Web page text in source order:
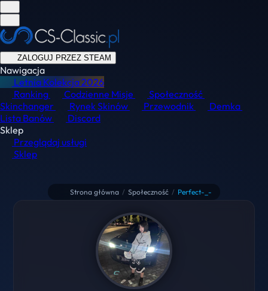
ZALOGUJ PRZEZ STEAM
Nawigacja
Letnia Kolekcja2026
Ranking
Codzienne Misje
Społeczność
Skinchanger
Rynek Skinów Przewodnik
Demka
Lista Banów
Discord
Sklep
Przeglądaj usługi
Sklep
Strona główna / Społeczność / Perfect-_-